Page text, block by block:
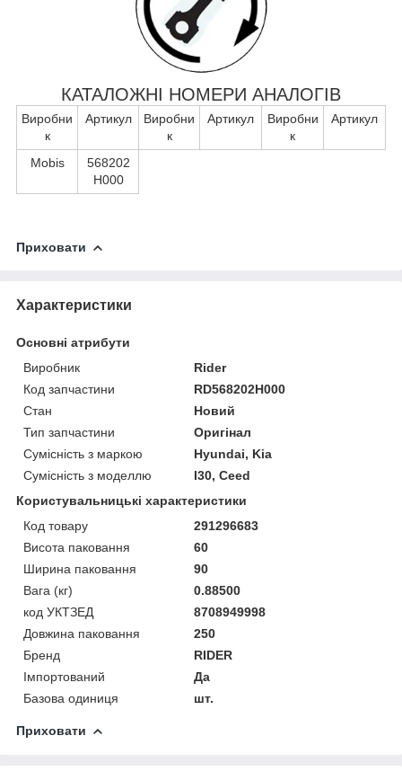
КАТАЛОЖНІ НОМЕРИ АНАЛОГІВ
Виробни
к
Артикул
Виробни
к
Артикул
Виробни
к
Артикул
Mobis
568202
H000
Приховати
Характеристики
Основні атрибути
Виробник
Rider
Код запчастини
RD568202H000
Стан
Новий
Тип запчастини
Оригінал
Сумісність з маркою
Hyundai, Kia
Сумісність з моделлю
I30, Ceed
Користувальницькі характеристики
Код товару
291296683
Висота паковання
60
Ширина паковання
90
Вага (кг)
0.88500
код УКТЗЕД
8708949998
Довжина паковання
250
Бренд
RIDER
Імпортований
Да
Базова одиниця
шт.
Приховати